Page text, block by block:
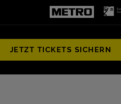
JETZT TICKETS SICHERN